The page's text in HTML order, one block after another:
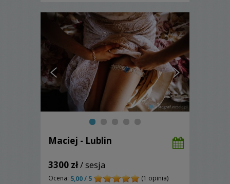
Maciej - Lublin
3300 zł/ sesja
Ocena: 5,00 / 5
(1 opinia)